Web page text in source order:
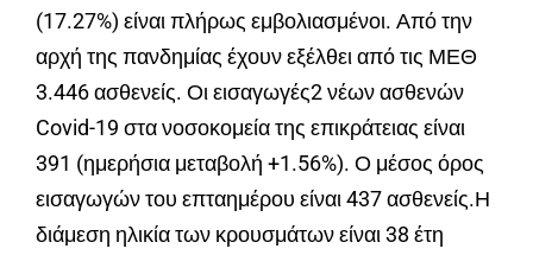
(17.27%) είναι πλήρως εμβολιασμένοι. Από την
αρχή της πανδημίας έχουν εξέλθει από τις ΜΕΘ
3.446 ασθενείς. Οι εισαγωγές2 νέων ασθενών
Covid-19 στα νοσοκομεία της επικράτειας είναι
391 (ημερήσια μεταβολή +1.56%). Ο μέσος όρος
εισαγωγών του επταημέρου είναι 437 ασθενείς.Η
διάμεση ηλικία των κρουσμάτων είναι 38 έτη